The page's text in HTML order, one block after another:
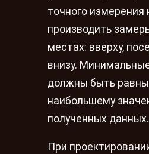
точного измерения
производить
местах: вверху,
внизу.
должны быть равны
наибольшему
полученных данных.
При